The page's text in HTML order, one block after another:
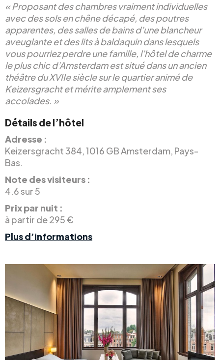
« Proposant des chambres vraiment individuelles
avec des sols en chêne décapé, des poutres
apparentes, des salles de bains d’une blancheur
aveuglante et des lits à baldaquin dans lesquels
vous pourriez perdre une famille, l’hôtel de charme
le plus chic d’Amsterdam est situé dans un ancien
théâtre du XVIIe siècle sur le quartier animé de
Keizersgracht et mérite amplement ses
accolades. »
Détails de l’hôtel
Adresse :
Keizersgracht 384, 1016 GB Amsterdam, Pays-
Bas.
Note des visiteurs :
4.6 sur 5
Prix par nuit :
à partir de 295 €
Plus d’informations